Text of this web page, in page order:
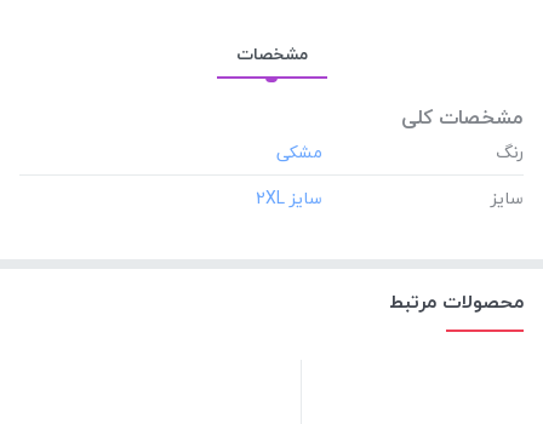
مشخصات
مشخصات کلی
رنگ
سایز
محصولات مرتبط